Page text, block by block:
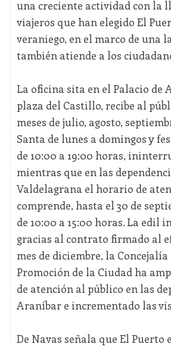
una creciente actividad con la
viajeros que han elegido El
veraniego, en el marco de una
también atiende a los
La oficina sita en el Palacio de
plaza del Castillo, recibe al
meses de julio, agosto,
Santa de lunes a domingos y
de 10:00 a 19:00 horas,
mientras que en las
Valdelagrana el horario de
comprende, hasta el 30 de
de 10:00 a 15:00 horas. La edil
gracias al contrato firmado al
mes de diciembre, la
Promoción de la Ciudad ha
de atención al público en las
Araníbar e incrementado las
De Navas señala que El Puerto